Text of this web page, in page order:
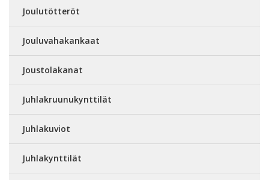
Joulutötteröt
Jouluvahakankaat
Joustolakanat
Juhlakruunukynttilät
Juhlakuviot
Juhlakynttilät